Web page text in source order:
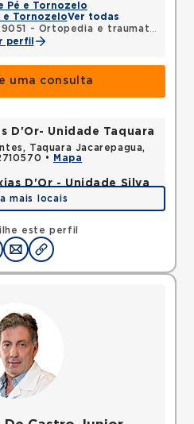
Pé e Tornozelo
e TornozeloVer todas
- Ortopedia e traumatologia
perfil
uma consulta
este perfil
D'Or- Unidade Taquara
Taquara Jacarepagua,
•
Mapa
D'Or - Unidade Silva
Duque, Duque de
Mapa
mais locais